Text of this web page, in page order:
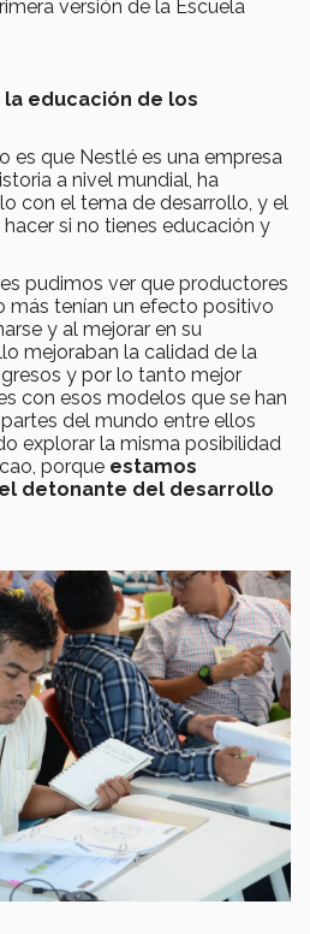
versión de la Escuela
educación de los
es que Nestlé es una empresa
a nivel mundial, ha
con el tema de desarrollo, y el
si no tienes educación y
pudimos ver que productores
más tenían un efecto positivo
y al mejorar en su
mejoraban la calidad de la
y por lo tanto mejor
con esos modelos que se han
del mundo entre ellos
explorar la misma posibilidad
porque estamos
detonante del desarrollo